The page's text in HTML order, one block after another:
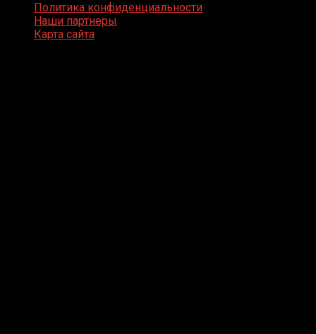
Политика конфиденциальности
Наши партнеры
Карта сайта